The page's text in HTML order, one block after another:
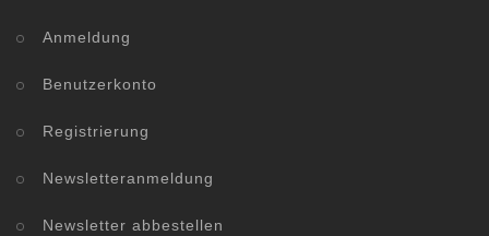
Anmeldung
Benutzerkonto
Registrierung
Newsletteranmeldung
Newsletter abbestellen